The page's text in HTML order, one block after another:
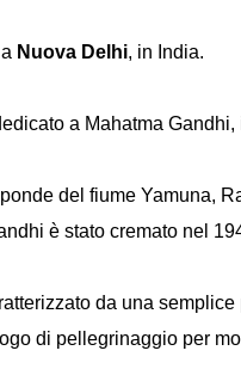
Nuova Delhi, in India.
a Mahatma
del fiume Yamuna,
è stato cremato nel
da una
di pellegrinaggio per